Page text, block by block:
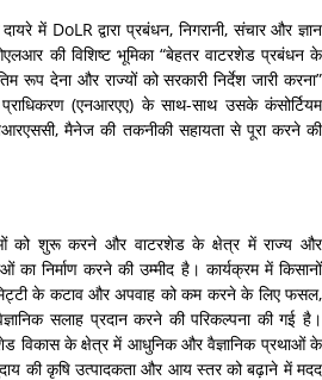
में DoLR द्वारा प्रबंधन, निगरानी, ​​संचार और ज्ञान
की विशिष्ट भूमिका “बेहतर वाटरशेड प्रबंधन के
रूप देना और राज्यों को सरकारी निर्देश जारी करना”
प्राधिकरण (एनआरएए) के साथ-साथ उसके कंसोर्टियम
मैनेज की तकनीकी सहायता से पूरा करने की
को शुरू करने और वाटरशेड के क्षेत्र में राज्य और
का निर्माण करने की उम्मीद है। कार्यक्रम में किसानों
मिट्टी के कटाव और अपवाह को कम करने के लिए फसल,
सलाह प्रदान करने की परिकल्पना की गई है।
विकास के क्षेत्र में आधुनिक और वैज्ञानिक प्रथाओं के
की कृषि उत्पादकता और आय स्तर को बढ़ाने में मदद